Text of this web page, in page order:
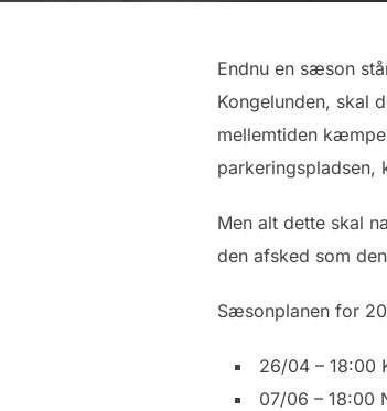
Endnu en sæson
Kongelunden, skal
mellemtiden
parkeringspladsen,
Men alt dette skal
den afsked som
Sæsonplanen for
26/04 – 18:00
07/06 – 18:00